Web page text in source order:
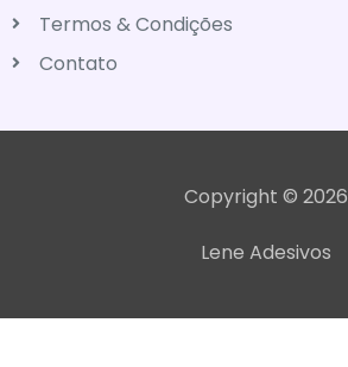
Termos & Condições
Contato
Copyright © 2026
Lene Adesivos